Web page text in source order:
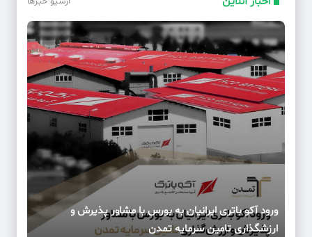
ورود آکو باتری ایرانیان به بورس با مشاور پذیرش و
ارزشگذاری تامین سرمایه تمدن